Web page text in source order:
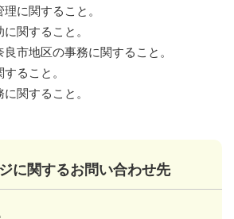
に関すること。
関すること。
市地区の事務に関すること。
すること。
関すること。
に関するお問い合わせ先